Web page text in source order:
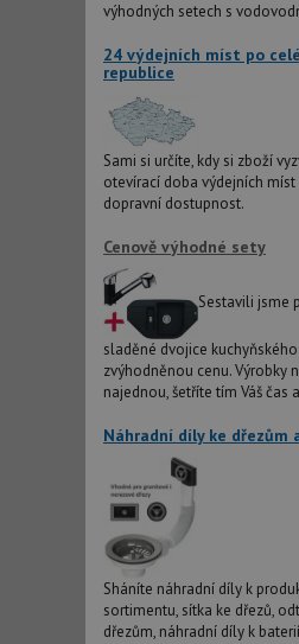
výhodných setech s
24 výdejních míst po
republice
Sami si určíte, kdy si zboží
otevírací doba výdejních
dopravní dostupnost.
Cenově výhodné sety
Sestavili jsme
sladěné dvojice
zvýhodněnou cenu. Výrobky
najednou, šetříte tím Váš čas
Náhradní díly ke dřezům
Sháníte náhradní díly k
sortimentu, sítka ke dřezů,
dřezům, náhradní díly k